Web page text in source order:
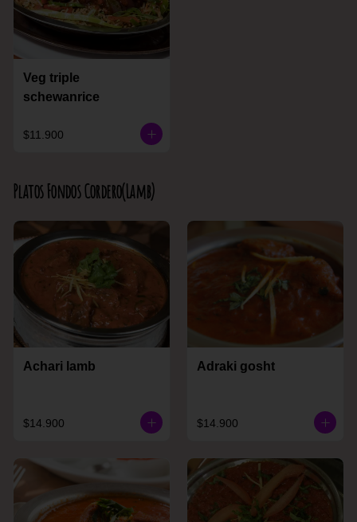
Veg triple
schewanrice
$11.900
Platos Fondos Cordero(Lamb)
Achari lamb
$14.900
Adraki gosht
$14.900